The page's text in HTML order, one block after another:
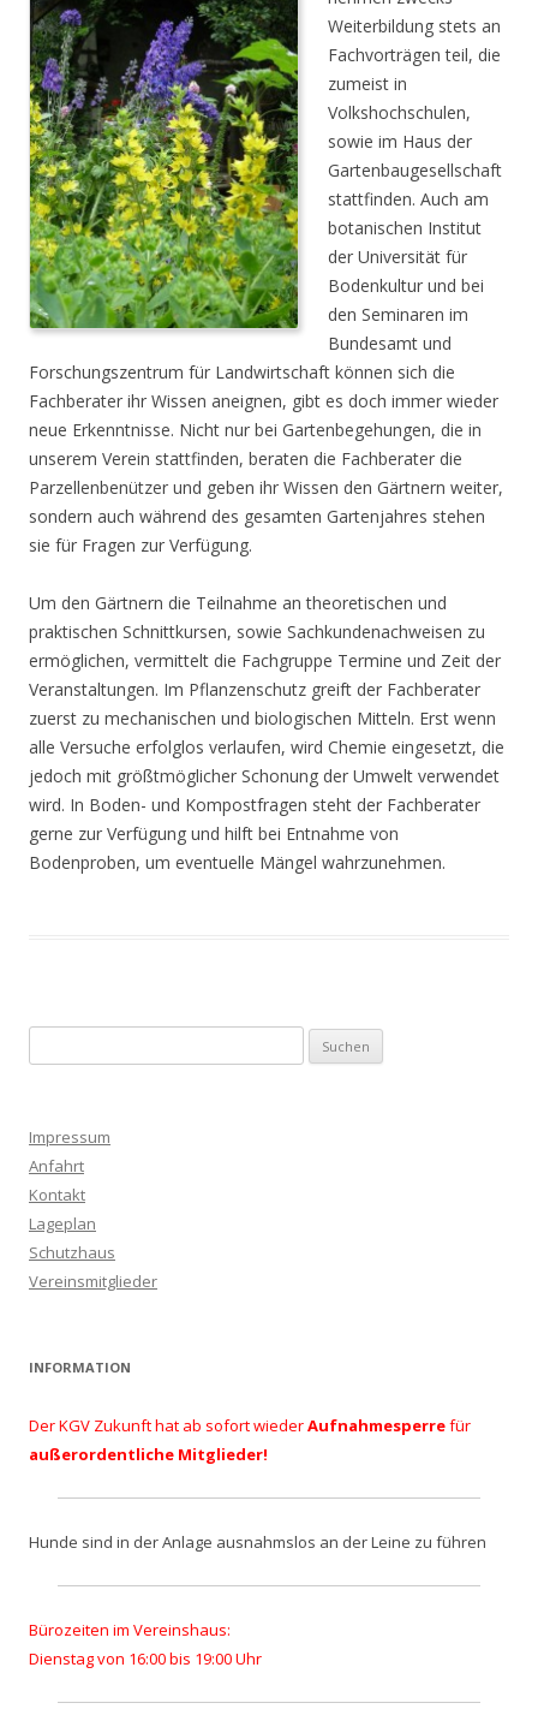
Weiterbildung stets an
Fachvorträgen teil, die
zumeist in
Volkshochschulen,
sowie im Haus der
Gartenbaugesellschaft
stattfinden. Auch am
botanischen Institut
der Universität für
Bodenkultur und bei
den Seminaren im
Bundesamt und
Forschungszentrum für Landwirtschaft können sich die
Fachberater ihr Wissen aneignen, gibt es doch immer wieder
neue Erkenntnisse. Nicht nur bei Gartenbegehungen, die in
unserem Verein stattfinden, beraten die Fachberater die
Parzellenbenützer und geben ihr Wissen den Gärtnern weiter,
sondern auch während des gesamten Gartenjahres stehen
sie für Fragen zur Verfügung.
Um den Gärtnern die Teilnahme an theoretischen und
praktischen Schnittkursen, sowie Sachkundenachweisen zu
ermöglichen, vermittelt die Fachgruppe Termine und Zeit der
Veranstaltungen. Im Pflanzenschutz greift der Fachberater
zuerst zu mechanischen und biologischen Mitteln. Erst wenn
alle Versuche erfolglos verlaufen, wird Chemie eingesetzt, die
jedoch mit größtmöglicher Schonung der Umwelt verwendet
wird. In Boden- und Kompostfragen steht der Fachberater
gerne zur Verfügung und hilft bei Entnahme von
Bodenproben, um eventuelle Mängel wahrzunehmen.
nach:
Impressum
Anfahrt
Kontakt
Lageplan
Schutzhaus
Vereinsmitglieder
INFORMATION
Der KGV Zukunft hat ab sofort wiederAufnahmesperrefür
außerordentliche Mitglieder!
Hunde sind in der Anlage ausnahmslos an der Leine zu führen
Bürozeiten im Vereinshaus:
Dienstag von 16:00 bis 19:00 Uhr